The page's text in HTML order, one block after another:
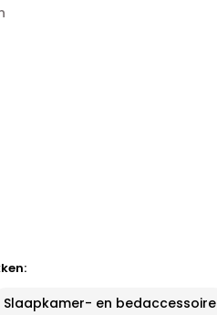
Slaapkamer- en bedaccessoire